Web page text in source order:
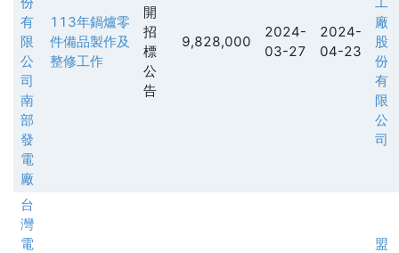
有
限
公
司
南
部
發
電
廠
113年鍋爐零
件備品製作及
整修工作
開
招
標
公
告
9,828,000
2024-
03-27
2024-
04-23
廠
股
份
有
限
公
司
台
灣
電
盟